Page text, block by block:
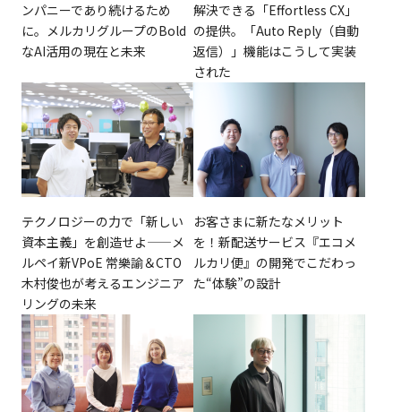
ンパニーであり続けるため
に。メルカリグループのBold
なAI活用の現在と未来
解決できる「Effortless CX」
の提供。「Auto Reply（自動
返信）」機能はこうして実装
された
テクノロジーの力で「新しい
資本主義」を創造せよ——メ
ルペイ新VPoE 常樂諭＆CTO
木村俊也が考えるエンジニア
リングの未来
お客さまに新たなメリット
を！新配送サービス『エコメ
ルカリ便』の開発でこだわっ
た“体験”の設計